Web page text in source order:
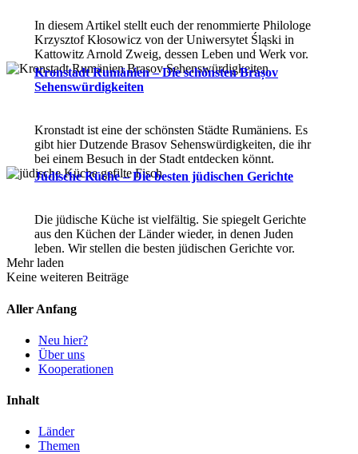
In diesem Artikel stellt euch der renommierte Philologe
Krzysztof Kłosowicz von der Uniwersytet Śląski in
Kattowitz Arnold Zweig, dessen Leben und Werk vor.
Kronstadt Rumänien – Die schönsten Brașov
Sehenswürdigkeiten
Kronstadt ist eine der schönsten Städte Rumäniens. Es
gibt hier Dutzende Brasov Sehenswürdigkeiten, die ihr
bei einem Besuch in der Stadt entdecken könnt.
Jüdische Küche – Die besten jüdischen Gerichte
Die jüdische Küche ist vielfältig. Sie spiegelt Gerichte
aus den Küchen der Länder wieder, in denen Juden
leben. Wir stellen die besten jüdischen Gerichte vor.
Mehr laden
Keine weiteren Beiträge
Aller Anfang
Neu hier?
Über uns
Kooperationen
Inhalt
Länder
Themen